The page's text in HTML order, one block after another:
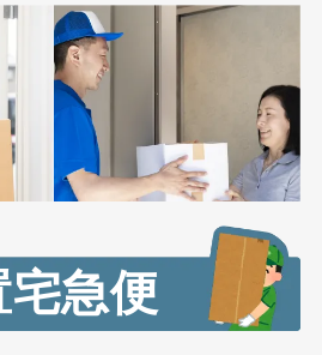
急便